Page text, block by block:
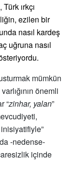
ırkçı
ezilen bir
nasıl kardeş
uğruna nasıl
mümkün
önemli
“zinhar, yalan”
-nedense-
içinde